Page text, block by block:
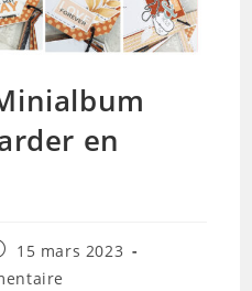
en
:
15 mars 2023